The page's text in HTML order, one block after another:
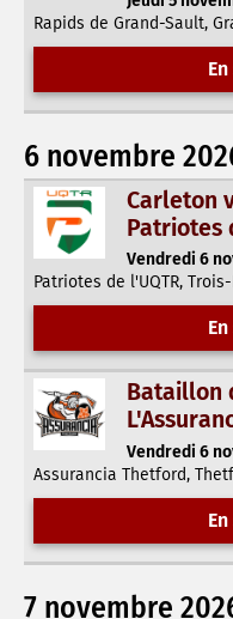
Rapids de Grand-Sault,
6 novembre
Carleton
Patriotes
Vendredi 6
Patriotes de l'UQTR,
Bataillon
Vendredi 6
Assurancia Thetford,
7 novembre